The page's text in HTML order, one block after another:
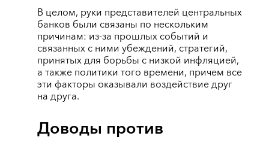
В целом, руки представителей центральных
банков были связаны по нескольким
причинам: из-за прошлых событий и
связанных с ними убеждений, стратегий,
принятых для борьбы с низкой инфляцией,
а также политики того времени, причем все
эти факторы оказывали воздействие друг
на друга.
Доводы против